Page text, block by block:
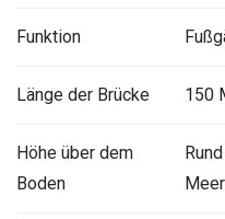
Funktion
Länge der Brücke 150
Höhe über dem
Boden